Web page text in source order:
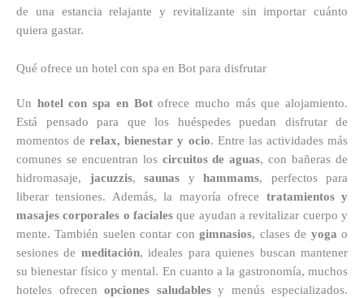
de una estancia relajante y revitalizante sin importar cuánto
quiera gastar.
Qué ofrece un hotel con spa en Bot para disfrutar
Un hotel con spa en Botofrece mucho más que alojamiento.
Está pensado para que los huéspedes puedan disfrutar de
momentos derelax, bienestar y ocio. Entre las actividades más
comunes se encuentran los circuitos de aguas, con bañeras de
hidromasaje, jacuzzis, saunas y hammams, perfectos para
liberar tensiones. Además, la mayoría ofrece tratamientos y
masajes corporales o faciales que ayudan a revitalizar cuerpo y
mente. También suelen contar congimnasios, clases de yoga o
sesiones de meditación, ideales para quienes buscan mantener
su bienestar físico y mental. En cuanto a la gastronomía, muchos
hoteles ofrecen opciones saludablesy menús especializados.